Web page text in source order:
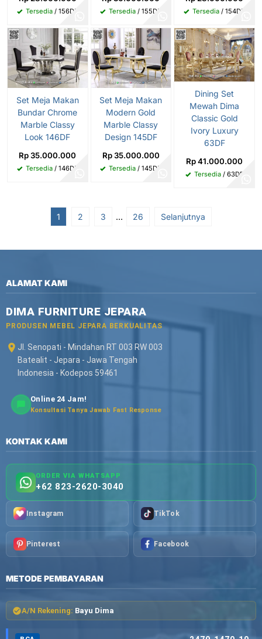
Tersedia/ 156DF Tersedia / 155DF Tersedia / 154DF
Set Meja Makan
Bundar Chrome
Marble Classy
Look 146DF
Rp 35.000.000
Tersedia/ 146DF
Set Meja Makan
Modern Gold
Marble Classy
Design 145DF
Rp 35.000.000
Tersedia / 145DF
Dining Set
Mewah Dima
Classic Gold
Ivory Luxury
63DF
Rp 41.000.000
Tersedia/ 63DF
1 2 3 … 26 Selanjutnya
ALAMAT KAMI
DIMA FURNITURE JEPARA
PRODUSEN MEBEL JEPARA BERKUALITAS
Jl. Senopati - Mindahan RT 003 RW 003
Batealit - Jepara - Jawa Tengah
Indonesia - Kodepos 59461
Online 24 Jam!
Konsultasi Tanya Jawab Fast Response
KONTAK KAMI
ORDER VIA WHATSAPP
+62 823-2620-3040
Instagram TikTok
Pinterest Facebook
METODE PEMBAYARAN
A/N Rekening: Bayu Dima